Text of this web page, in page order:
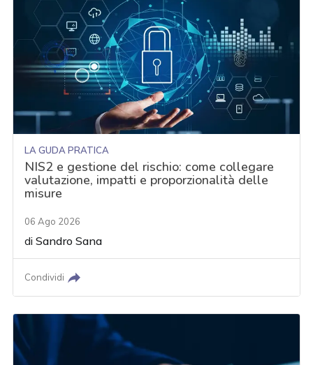
LA GUDA PRATICA
NIS2 e gestione del rischio: come collegare
valutazione, impatti e proporzionalità delle
misure
06 Ago 2026
diSandro Sana
Condividi